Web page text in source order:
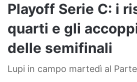
Playoff Serie C: i
quarti e gli
delle semifinali
Lupi in campo martedì al